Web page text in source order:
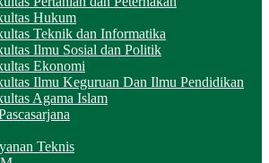
Hukum
Teknik dan Informatika
Ilmu Sosial dan Politik
Ekonomi
Ilmu Keguruan Dan Ilmu Pendidikan
Agama Islam
Teknis